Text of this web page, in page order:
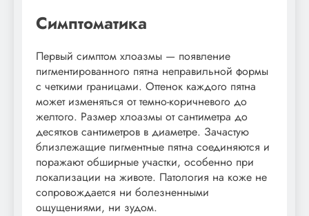
Симптоматика
Первый симптом хлоазмы — появление
пигментированного пятна неправильной формы
с четкими границами. Оттенок каждого пятна
может изменяться от темно-коричневого до
желтого. Размер хлоазмы от сантиметра до
десятков сантиметров в диаметре. Зачастую
близлежащие пигментные пятна соединяются и
поражают обширные участки, особенно при
локализации на животе. Патология на коже не
сопровождается ни болезненными
ощущениями, ни зудом.